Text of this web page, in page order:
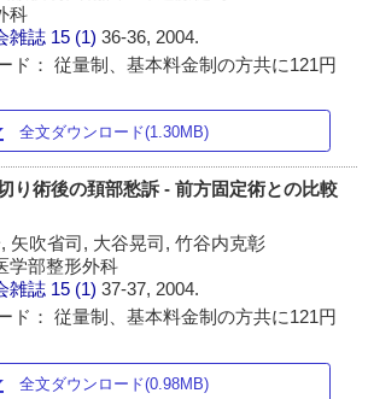
科
雑誌 15 (1)36-36, 2004.
ド： 従量制、基本料金制の方共に121円
全文ダウンロード(1.30MB)
り術後の頚部愁訴 - 前方固定術との比較
矢吹省司, 大谷晃司, 竹谷内克彰
学部整形外科
雑誌 15 (1)37-37, 2004.
ド： 従量制、基本料金制の方共に121円
全文ダウンロード(0.98MB)